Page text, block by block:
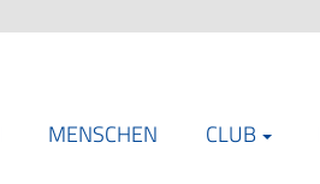
MENSCHEN CLUB